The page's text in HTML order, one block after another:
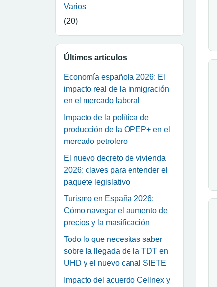
Varios
(20)
Últimos artículos
Economía española 2026: El
impacto real de la inmigración
en el mercado laboral
Impacto de la política de
producción de la OPEP+ en el
mercado petrolero
El nuevo decreto de vivienda
2026: claves para entender el
paquete legislativo
Turismo en España 2026:
Cómo navegar el aumento de
precios y la masificación
Todo lo que necesitas saber
sobre la llegada de la TDT en
UHD y el nuevo canal SIETE
Impacto del acuerdo Cellnex y